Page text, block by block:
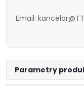
Email:
Parametry